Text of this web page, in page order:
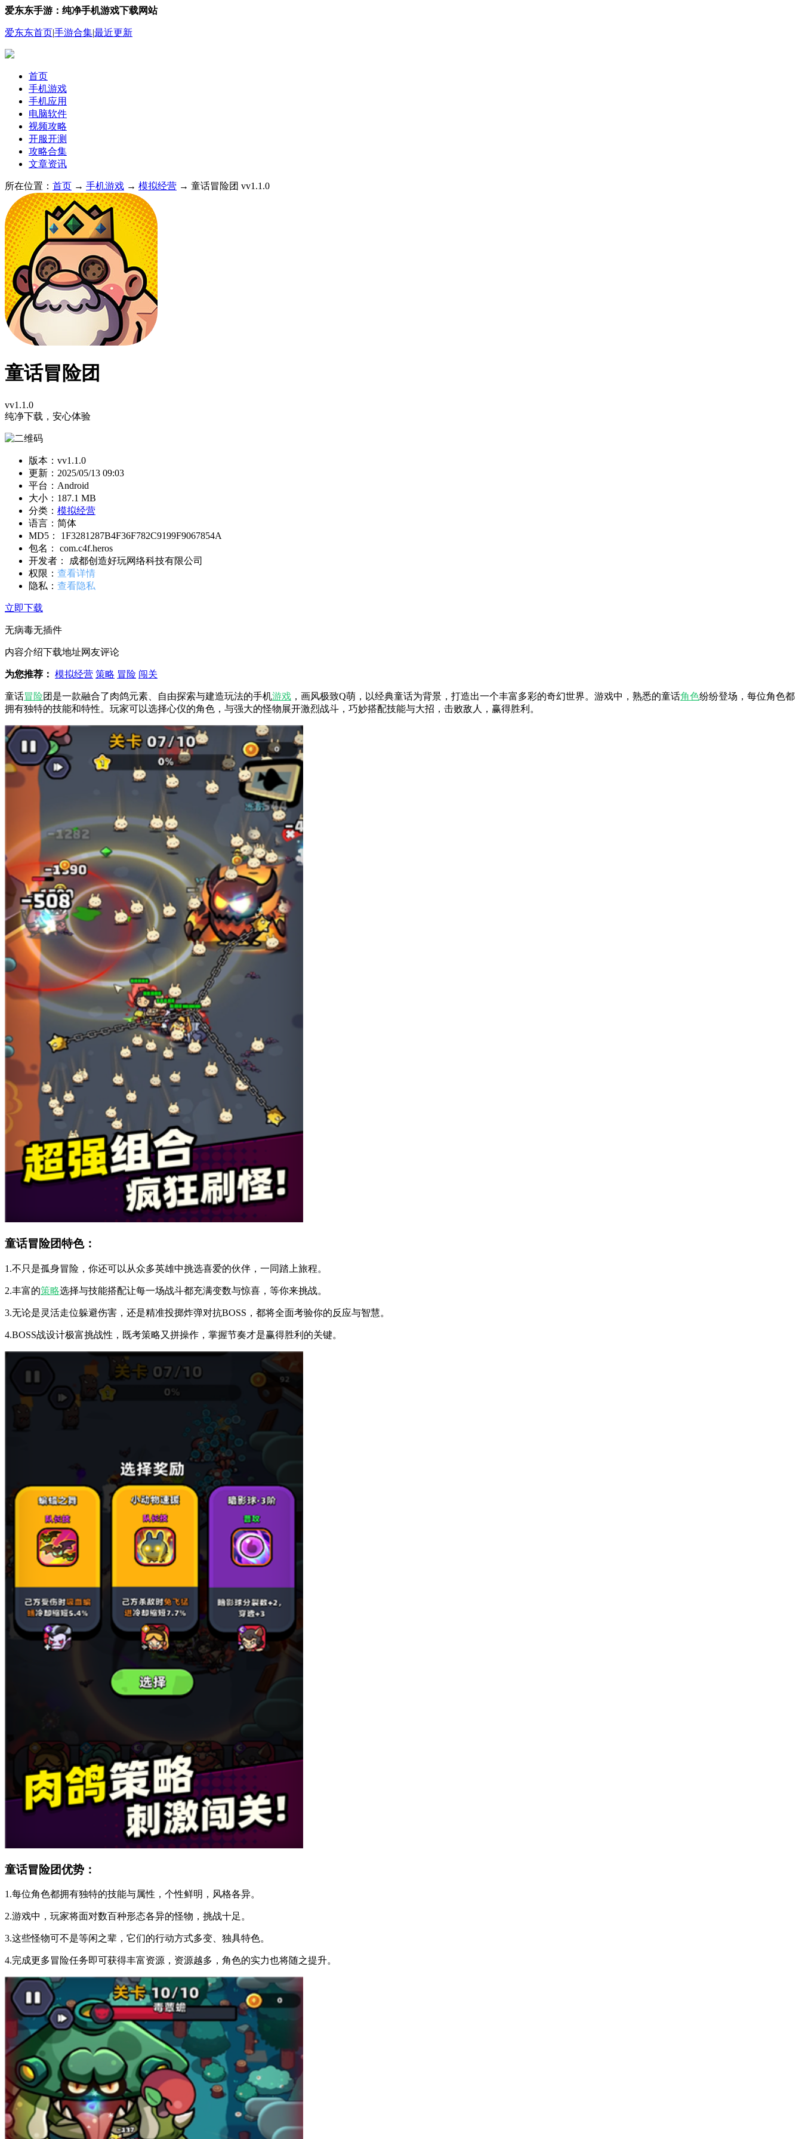
爱东东手游：纯净手机游戏下载网站
爱东东首页|手游合集|最近更新
首页
手机游戏
手机应用
电脑软件
视频攻略
开服开测
攻略合集
文章资讯
所在位置： 首页 → 手机游戏 → 模拟经营 → 童话冒险团 vv1.1.0
童话冒险团
vv1.1.0
纯净下载，安心体验
版本：vv1.1.0
更新： 2025/05/13 09:03
平台：Android
大小：187.1 MB
分类： 模拟经营
语言：简体
MD5： 1F3281287B4F36F782C9199F9067854A
包名： com.c4f.heros
开发者： 成都创造好玩网络科技有限公司
权限： 查看详情
隐私： 查看隐私
立即下载
无病毒无插件
内容介绍下载地址网友评论
为您推荐： 模拟经营 策略 冒险 闯关
童话冒险团是一款融合了肉鸽元素、自由探索与建造玩法的手机游戏 ，画风极致Q萌，以经典童话为背景，打造出一个丰富多彩的奇幻世界。游戏中，熟悉的童话角色纷纷登场，每位角色都
拥有独特的技能和特性。玩家可以选择心仪的角色，与强大的怪物展开激烈战斗，巧妙搭配技能与大招，击败敌人，赢得胜利。
童话冒险团特色：
1.不只是孤身冒险，你还可以从众多英雄中挑选喜爱的伙伴，一同踏上旅程。
2.丰富的策略选择与技能搭配让每一场战斗都充满变数与惊喜，等你来挑战。
3.无论是灵活走位躲避伤害，还是精准投掷炸弹对抗BOSS，都将全面考验你的反应与智慧。
4.BOSS战设计极富挑战性，既考策略又拼操作，掌握节奏才是赢得胜利的关键。
童话冒险团优势：
1.每位角色都拥有独特的技能与属性，个性鲜明，风格各异。
2.游戏中，玩家将面对数百种形态各异的怪物，挑战十足。
3.这些怪物可不是等闲之辈，它们的行动方式多变、独具特色。
4.完成更多冒险任务即可获得丰富资源，资源越多，角色的实力也将随之提升。